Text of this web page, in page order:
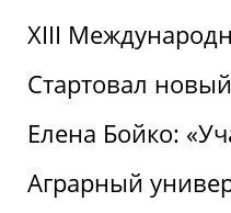
XIII
Стартовал
Елена Бойко:
Аграрный